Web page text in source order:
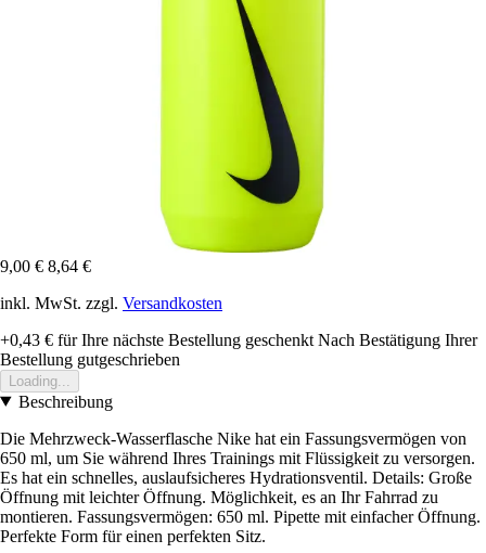
9,00 € 8,64 €
inkl. MwSt. zzgl. Versandkosten
+0,43 € für Ihre nächste Bestellung geschenkt Nach Bestätigung Ihrer
Bestellung gutgeschrieben
Loading...
Beschreibung
Die Mehrzweck-Wasserflasche Nike hat ein Fassungsvermögen von
650 ml, um Sie während Ihres Trainings mit Flüssigkeit zu versorgen.
Es hat ein schnelles, auslaufsicheres Hydrationsventil. Details: Große
Öffnung mit leichter Öffnung. Möglichkeit, es an Ihr Fahrrad zu
montieren. Fassungsvermögen: 650 ml. Pipette mit einfacher Öffnung.
Perfekte Form für einen perfekten Sitz.